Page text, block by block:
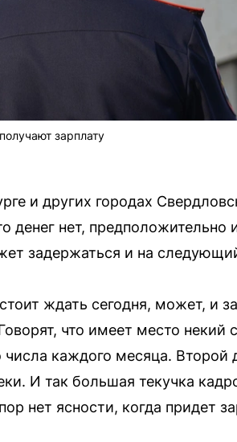
зарплату
и других городах
денег нет, предположительно
задержаться и на
ждать сегодня, может, и
что имеет место
каждого месяца. Второй
И так большая текучка
нет ясности, когда придет